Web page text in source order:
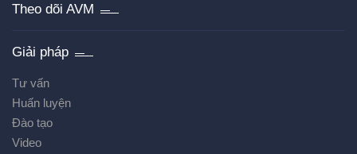
Theo dõi AVM
Giải pháp
Tư vấn
Huấn luyện
Đào tạo
Video